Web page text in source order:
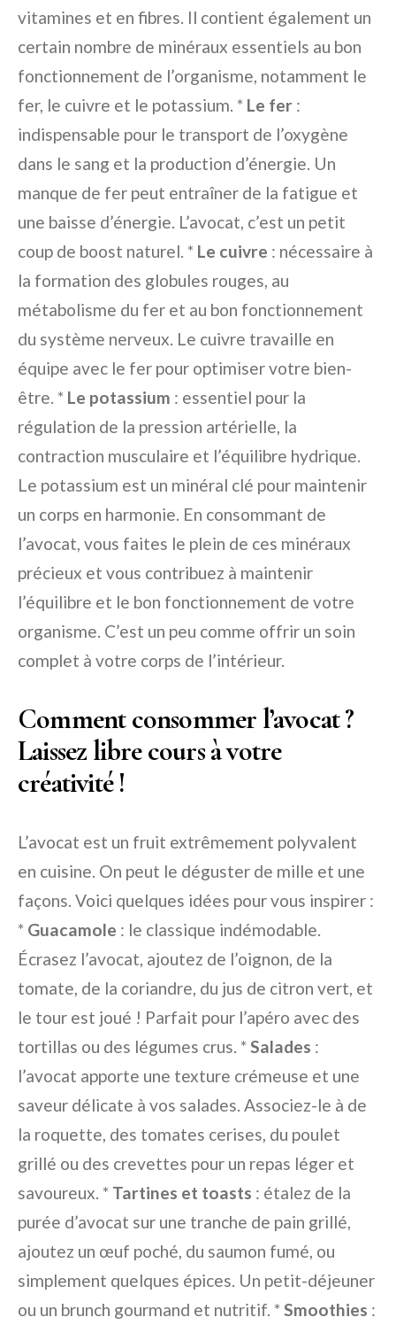
vitamines et en fibres. Il contient également un
certain nombre de minéraux essentiels au bon
fonctionnement de l’organisme, notamment le
fer, le cuivre et le potassium. * Le fer :
indispensable pour le transport de l’oxygène
dans le sang et la production d’énergie. Un
manque de fer peut entraîner de la fatigue et
une baisse d’énergie. L’avocat, c’est un petit
coup de boost naturel. * Le cuivre : nécessaire à
la formation des globules rouges, au
métabolisme du fer et au bon fonctionnement
du système nerveux. Le cuivre travaille en
équipe avec le fer pour optimiser votre bien-
être. * Le potassium : essentiel pour la
régulation de la pression artérielle, la
contraction musculaire et l’équilibre hydrique.
Le potassium est un minéral clé pour maintenir
un corps en harmonie. En consommant de
l’avocat, vous faites le plein de ces minéraux
précieux et vous contribuez à maintenir
l’équilibre et le bon fonctionnement de votre
organisme. C’est un peu comme offrir un soin
complet à votre corps de l’intérieur.
Comment consommer l’avocat ?
Laissez libre cours à votre
créativité !
L’avocat est un fruit extrêmement polyvalent
en cuisine. On peut le déguster de mille et une
façons. Voici quelques idées pour vous inspirer :
* Guacamole : le classique indémodable.
Écrasez l’avocat, ajoutez de l’oignon, de la
tomate, de la coriandre, du jus de citron vert, et
le tour est joué ! Parfait pour l’apéro avec des
tortillas ou des légumes crus. *Salades :
l’avocat apporte une texture crémeuse et une
saveur délicate à vos salades. Associez-le à de
la roquette, des tomates cerises, du poulet
grillé ou des crevettes pour un repas léger et
savoureux. * Tartines et toasts : étalez de la
purée d’avocat sur une tranche de pain grillé,
ajoutez un œuf poché, du saumon fumé, ou
simplement quelques épices. Un petit-déjeuner
ou un brunch gourmand et nutritif. *Smoothies :